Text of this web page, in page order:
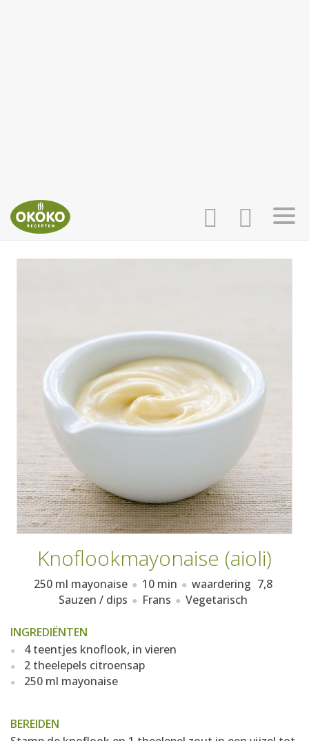
RECEPTEN
WEEKMENU'S
KOOKBOEKEN
Knoflookmayonaise (aioli)
250 ml mayonaise 10 min waardering 7,8
Sauzen / dips
Frans Vegetarisch
INGREDIËNTEN
4 teentjes knoflook, in vieren
2 theelepels citroensap
250 ml mayonaise
BEREIDEN